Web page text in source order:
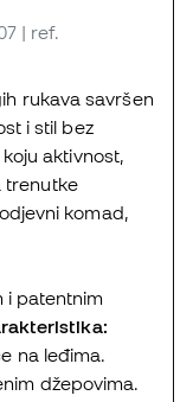
| ref.
rukava savršen
i stil bez
aktivnost,
trenutke
komad,
i patentnim
na leđima.
džepovima.